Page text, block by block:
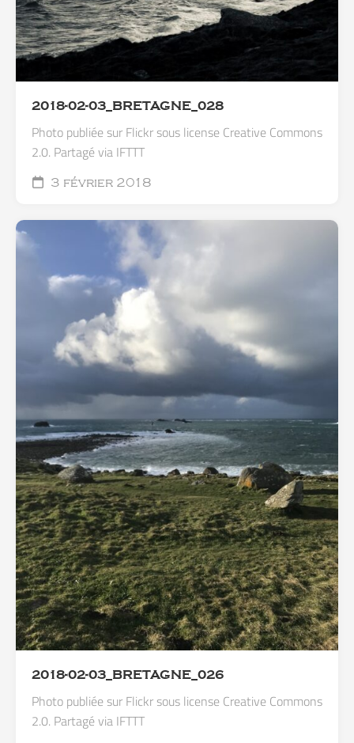
2018-02-03_BRETAGNE_028
Photo publiée sur Flickr sous license Creative Commons
2.0. Partagé via IFTTT
3 février 2018
2018-02-03_BRETAGNE_026
Photo publiée sur Flickr sous license Creative Commons
2.0. Partagé via IFTTT